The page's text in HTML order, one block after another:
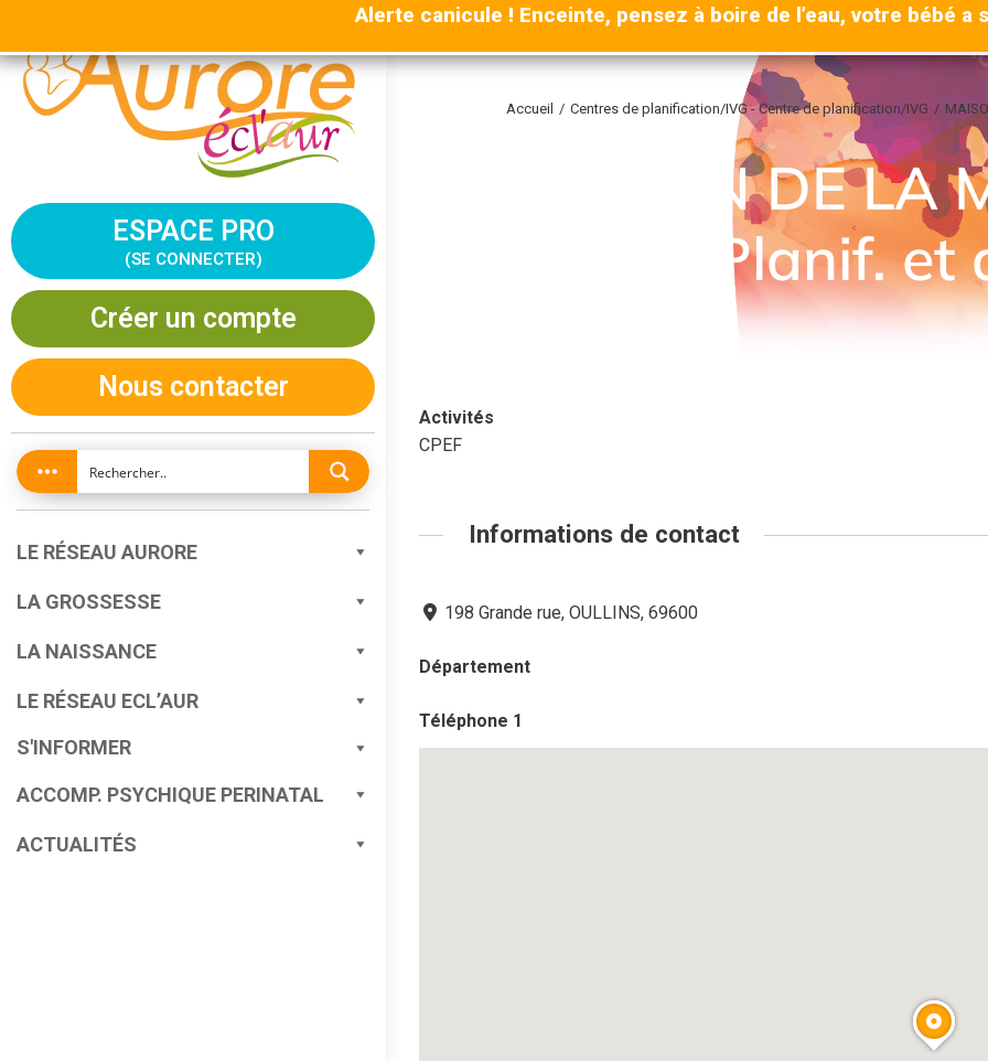
ESPACE PRO
(SE CONNECTER)
Créer un compte
Nous contacter
LE RÉSEAU AURORE
LA GROSSESSE
LA NAISSANCE
LE RÉSEAU ECL’AUR
S'INFORMER
ACCOMP. PSYCHIQUE PERINATAL
ACTUALITÉS
Vous êtes ici :Accueil Centres de planification/IVG - Centre de planification/IVG
MAISON DE LA
Centre de Planif.
Activités
CPEF
Informations de contact
198 Grande rue, OULLINS, 69600
Département
Téléphone 1
Alerte canicule ! Enceinte, pensez à boire de l’eau, votre bébé a